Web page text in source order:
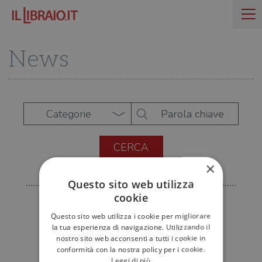
News
Categorie
×
Questo sito web utilizza
cookie
Questo sito web utilizza i cookie per migliorare
la tua esperienza di navigazione. Utilizzando il
nostro sito web acconsenti a tutti i cookie in
conformità con la nostra policy per i cookie.